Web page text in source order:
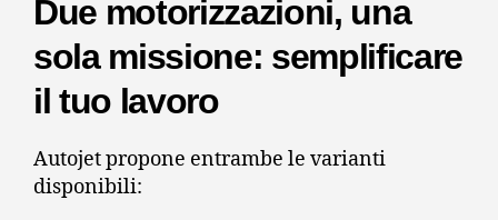
Due motorizzazioni, una
sola missione: semplificare
il tuo lavoro
Autojet propone entrambe le varianti
disponibili: